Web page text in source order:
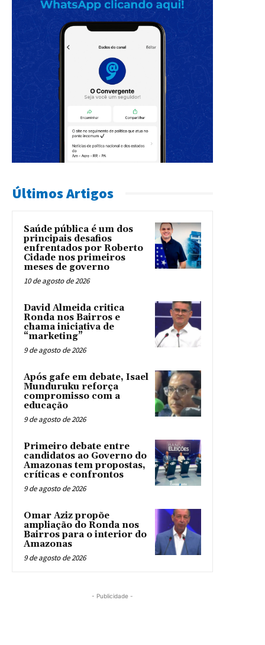
Últimos Artigos
Saúde pública é um dos
principais desafios
enfrentados por Roberto
Cidade nos primeiros
meses de governo
10 de agosto de 2026
David Almeida critica
Ronda nos Bairros e
chama iniciativa de
“marketing”
9 de agosto de 2026
Após gafe em debate, Isael
Munduruku reforça
compromisso com a
educação
9 de agosto de 2026
Primeiro debate entre
candidatos ao Governo do
Amazonas tem propostas,
críticas e confrontos
9 de agosto de 2026
Omar Aziz propõe
ampliação do Ronda nos
Bairros para o interior do
Amazonas
9 de agosto de 2026
- Publicidade -